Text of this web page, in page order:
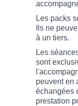
Les packs
Ils ne
à un tiers.
Les
sont
peuvent en
échangées
prestation